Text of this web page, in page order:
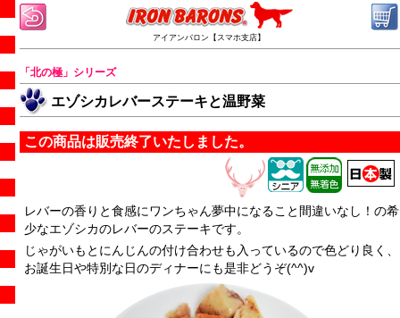
アイアンバロン【スマホ支店】
「北の極」シリーズ
エゾシカレバーステーキと温野菜
この商品は販売終了いたしました。
レバーの香りと食感にワンちゃん夢中になること間違いなし！の希
少なエゾシカのレバーのステーキです。
じゃがいもとにんじんの付け合わせも入っているので色どり良く、
お誕生日や特別な日のディナーにも是非どうぞ(^^)v